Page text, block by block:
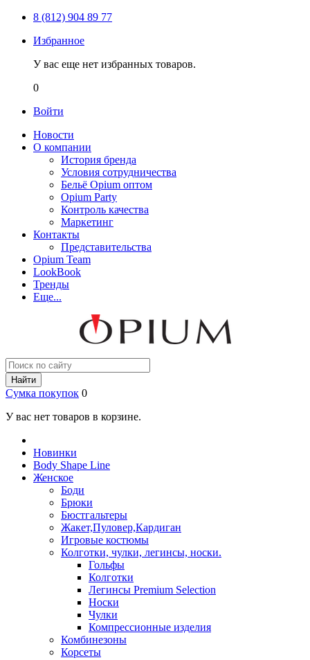
8 (812) 904 89 77
Избранное
У вас еще нет избранных товаров.
0
Войти
Новости
О компании
История бренда
Условия сотрудничества
Бельё Opium оптом
Opium Party
Контроль качества
Маркетинг
Контакты
Представительства
Opium Team
LookBook
Тренды
Еще...
Найти
Сумка покупок 0
У вас нет товаров в корзине.
Новинки
Body Shape Line
Женское
Боди
Брюки
Бюстгальтеры
Жакет,Пуловер,Кардиган
Игровые костюмы
Колготки, чулки, легинсы, носки.
Гольфы
Колготки
Легинсы Premium Selection
Носки
Чулки
Компрессионные изделия
Комбинезоны
Корсеты